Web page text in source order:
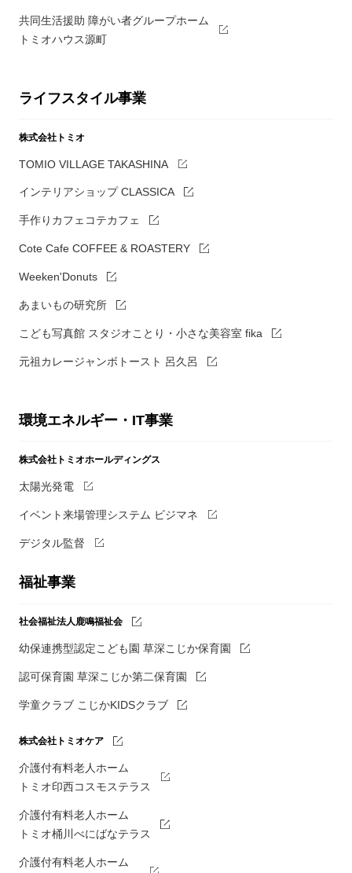
共同生活援助 障がい者グループホーム
トミオハウス源町
ライフスタイル事業
株式会社トミオ
TOMIO VILLAGE TAKASHINA
インテリアショップ CLASSICA
手作りカフェコテカフェ
Cote Cafe COFFEE & ROASTERY
Weeken'Donuts
あまいもの研究所
こども写真館 スタジオことり・小さな美容室 fika
元祖カレージャンボトースト 呂久呂
環境エネルギー・IT事業
株式会社トミオホールディングス
太陽光発電
イベント来場管理システム ビジマネ
デジタル監督
福祉事業
社会福祉法人鹿鳴福祉会
幼保連携型認定こども園 草深こじか保育園
認可保育園 草深こじか第二保育園
学童クラブ こじかKIDSクラブ
株式会社トミオケア
介護付有料老人ホーム
トミオ印西コスモステラス
介護付有料老人ホーム
トミオ桶川べにばなテラス
介護付有料老人ホーム